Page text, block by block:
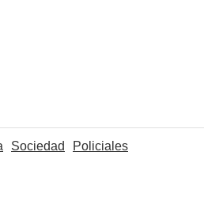
Sociedad
Policiales